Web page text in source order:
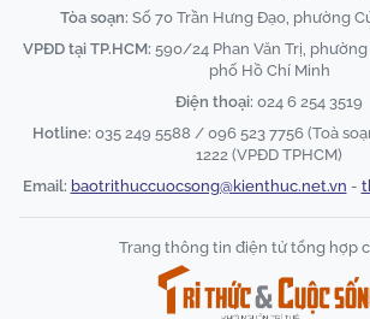
Tòa soạn: Số 70 Trần Hưng Đạo, phường
VPĐD tại TP.HCM: 590/24 Phan Văn Trị,
phố Hồ Chí Minh
Điện thoại: 024 6 254 3519
Hotline: 035 249 5588 / 096 523 7756 (Toà
1222 (VPĐD TPHCM)
Email: baotrithuccuocsong@kienthuc.net.vn -
Trang thông tin điện tử tổng hợp